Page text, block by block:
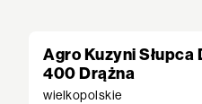
Agro Kuzyni Słupca
400 Drążna
wielkopolskie